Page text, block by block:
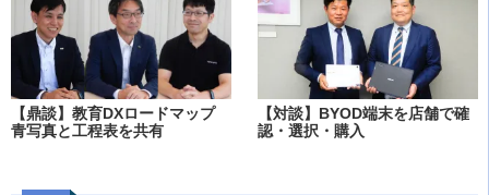
【鼎談】教育DXロードマップ
青写真と工程表を共有
【対談】BYOD端末を店舗で確
認・選択・購入